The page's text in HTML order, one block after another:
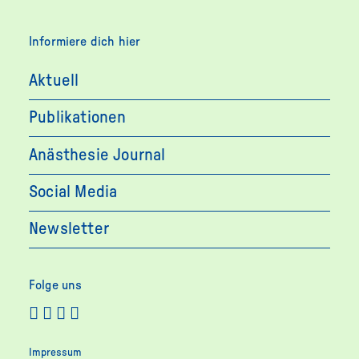
Informiere dich hier
Aktuell
Publikationen
Anästhesie Journal
Social Media
Newsletter
Folge uns
Impressum